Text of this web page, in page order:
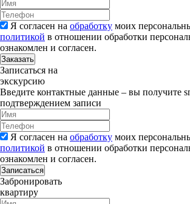
Я согласен на обработку моих
политикой в отношении обработки
ознакомлен и согласен.
Заказать
Записаться на
экскурсию
Введите контактные данные – вы получите
подтверждением записи
Я согласен на обработку моих
политикой в отношении обработки
ознакомлен и согласен.
Записаться
Забронировать
квартиру